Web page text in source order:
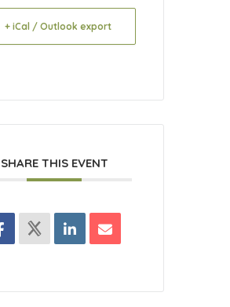
+ iCal / Outlook export
SHARE THIS EVENT